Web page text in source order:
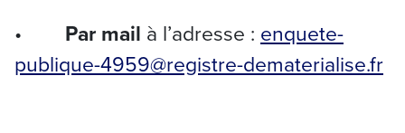
• Par mail à l’adresse : enquete-
publique-4959@registre-dematerialise.fr